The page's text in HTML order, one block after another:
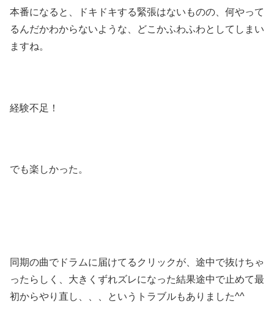
本番になると、ドキドキする緊張はないものの、何やって
るんだかわからないような、どこかふわふわとしてしまい
ますね。
経験不足！
でも楽しかった。
同期の曲でドラムに届けてるクリックが、途中で抜けちゃ
ったらしく、大きくずれズレになった結果途中で止めて最
初からやり直し、、、というトラブルもありました^^